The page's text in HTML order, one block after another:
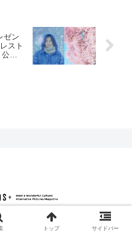
ゼン
スト
公
＋.
トップ サイドバー